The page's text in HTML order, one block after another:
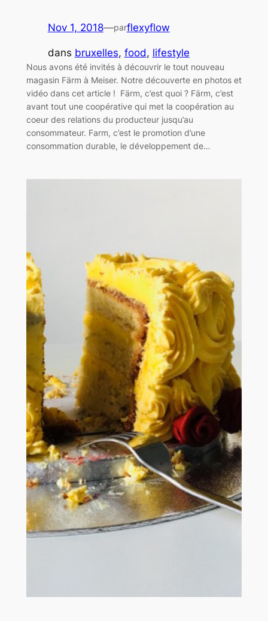
Nov 1, 2018—parflexyflow
dans bruxelles, food, lifestyle
Nous avons été invités à découvrir le tout nouveau
magasin Färm à Meiser. Notre découverte en photos et
vidéo dans cet article ! Färm, c’est quoi ? Färm, c’est
avant tout une coopérative qui met la coopération au
coeur des relations du producteur jusqu’au
consommateur. Farm, c’est le promotion d’une
consommation durable, le développement de…